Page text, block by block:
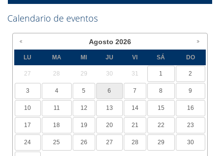
Calendario de eventos
Agosto 2026
LU MA MI JU VI SÁ DO
27 28 29 30 31 1 2
3 4 5 6 7 8 9
10 11 12 13 14 15 16
17 18 19 20 21 22 23
24 25 26 27 28 29 30